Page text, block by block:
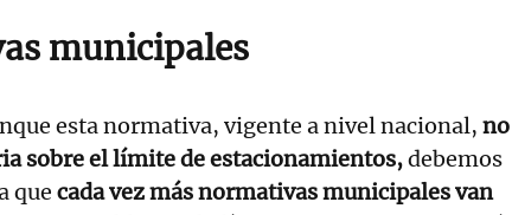
municipales
esta normativa, vigente a nivel nacional, no
sobre el límite de estacionamientos,debemos
que cada vez más normativas municipalesvan